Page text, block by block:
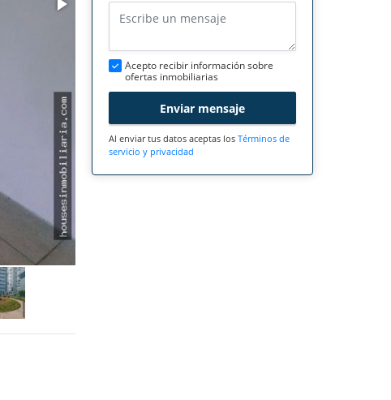
Acepto recibir información sobre
ofertas inmobiliarias
Enviar mensaje
Al enviar tus datos aceptas los Términos de
servicio y privacidad